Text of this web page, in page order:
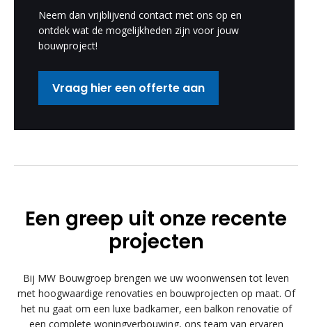
Neem dan vrijblijvend contact met ons op en
ontdek wat de mogelijkheden zijn voor jouw
bouwproject!
Vraag hier een offerte aan
Een greep uit onze recente
projecten
Bij MW Bouwgroep brengen we uw woonwensen tot leven
met hoogwaardige renovaties en bouwprojecten op maat. Of
het nu gaat om een luxe badkamer, een balkon renovatie of
een complete woningverbouwing, ons team van ervaren